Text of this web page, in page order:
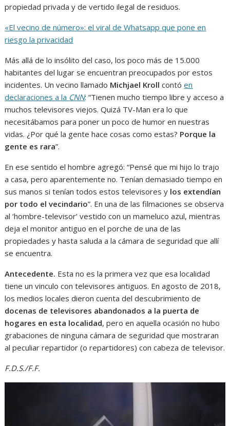
propiedad privada y de vertido ilegal de residuos.
«El vecino de número»: el viral de Whatsapp que pone en
riesgo la privacidad
Más allá de lo insólito del caso, los poco más de 15.000
habitantes del lugar se encuentran preocupados por estos
incidentes. Un vecino llamado Michjael Kroll contóen
declaraciones a la CNN: “Tienen mucho tiempo libre y acceso a
muchos televisores viejos. Quizá TV-Man era lo que
necesitábamos para poner un poco de humor en nuestras
vidas. ¿Por qué la gente hace cosas como estas? Porque la
gente es rara”.
En ese sentido el hombre agregó: “Pensé que mi hijo lo trajo
a casa, pero aparentemente no. Tenían demasiado tiempo en
sus manos si tenían todos estos televisores y los extendían
por todo el vecindario”. En una de las filmaciones se observa
al ‘hombre-televisor’ vestido con un mameluco azul, mientras
deja el monitor antiguo en el porche de una de las
propiedades y hasta saluda a la cámara de seguridad que allí
se encuentra.
Antecedente. Esta no es la primera vez que esa localidad
tiene un vinculo con televisores antiguos. En agosto de 2018,
los medios locales dieron cuenta del descubrimiento de
docenas de televisores abandonados a la puerta de
hogares en esta localidad, pero en aquella ocasión no hubo
grabaciones de ninguna cámara de seguridad que mostraran
al peculiar repartidor (o repartidores) con cabeza de televisor.
F.D.S./F.F.